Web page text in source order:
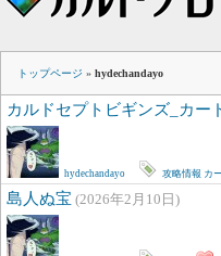
トップページ » hydechandayo
カルドセプトビギンズ_カー
hydechandayo 攻略情報 カ
島人ぬ宝 (2026年2月10日)